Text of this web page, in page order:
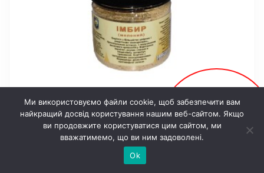
Імбир мелений 80 г
125грн.
Онлайн
запис
Ми використовуємо файли cookie, щоб забезпечити вам
найкращий досвід користування нашим веб-сайтом. Якщо
ви продовжите користуватися цим сайтом, ми
вважатимемо, що ви ним задоволені.
Ok